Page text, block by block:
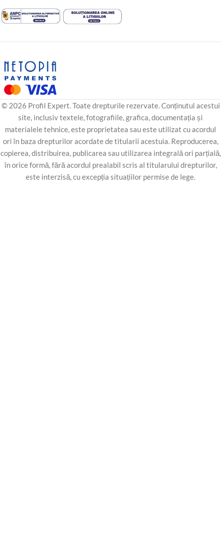
© 2026 Profil Expert. Toate drepturile rezervate. Conținutul acestui
site, inclusiv textele, fotografiile, grafica, documentația și
materialele tehnice, este proprietatea sau este utilizat cu acordul
ori în baza drepturilor acordate de titularii acestuia. Reproducerea,
copierea, distribuirea, publicarea sau utilizarea integrală ori parțială,
în orice formă, fără acordul prealabil scris al titularului drepturilor,
este interzisă, cu excepția situațiilor permise de lege.